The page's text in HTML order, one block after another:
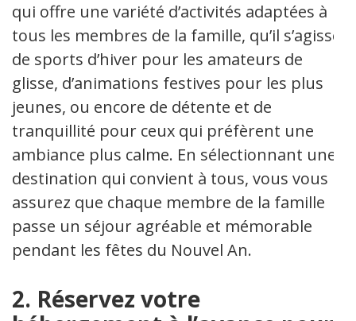
qui offre une variété d’activités adaptées à
tous les membres de la famille, qu’il s’agisse
de sports d’hiver pour les amateurs de
glisse, d’animations festives pour les plus
jeunes, ou encore de détente et de
tranquillité pour ceux qui préfèrent une
ambiance plus calme. En sélectionnant une
destination qui convient à tous, vous vous
assurez que chaque membre de la famille
passe un séjour agréable et mémorable
pendant les fêtes du Nouvel An.
2. Réservez votre